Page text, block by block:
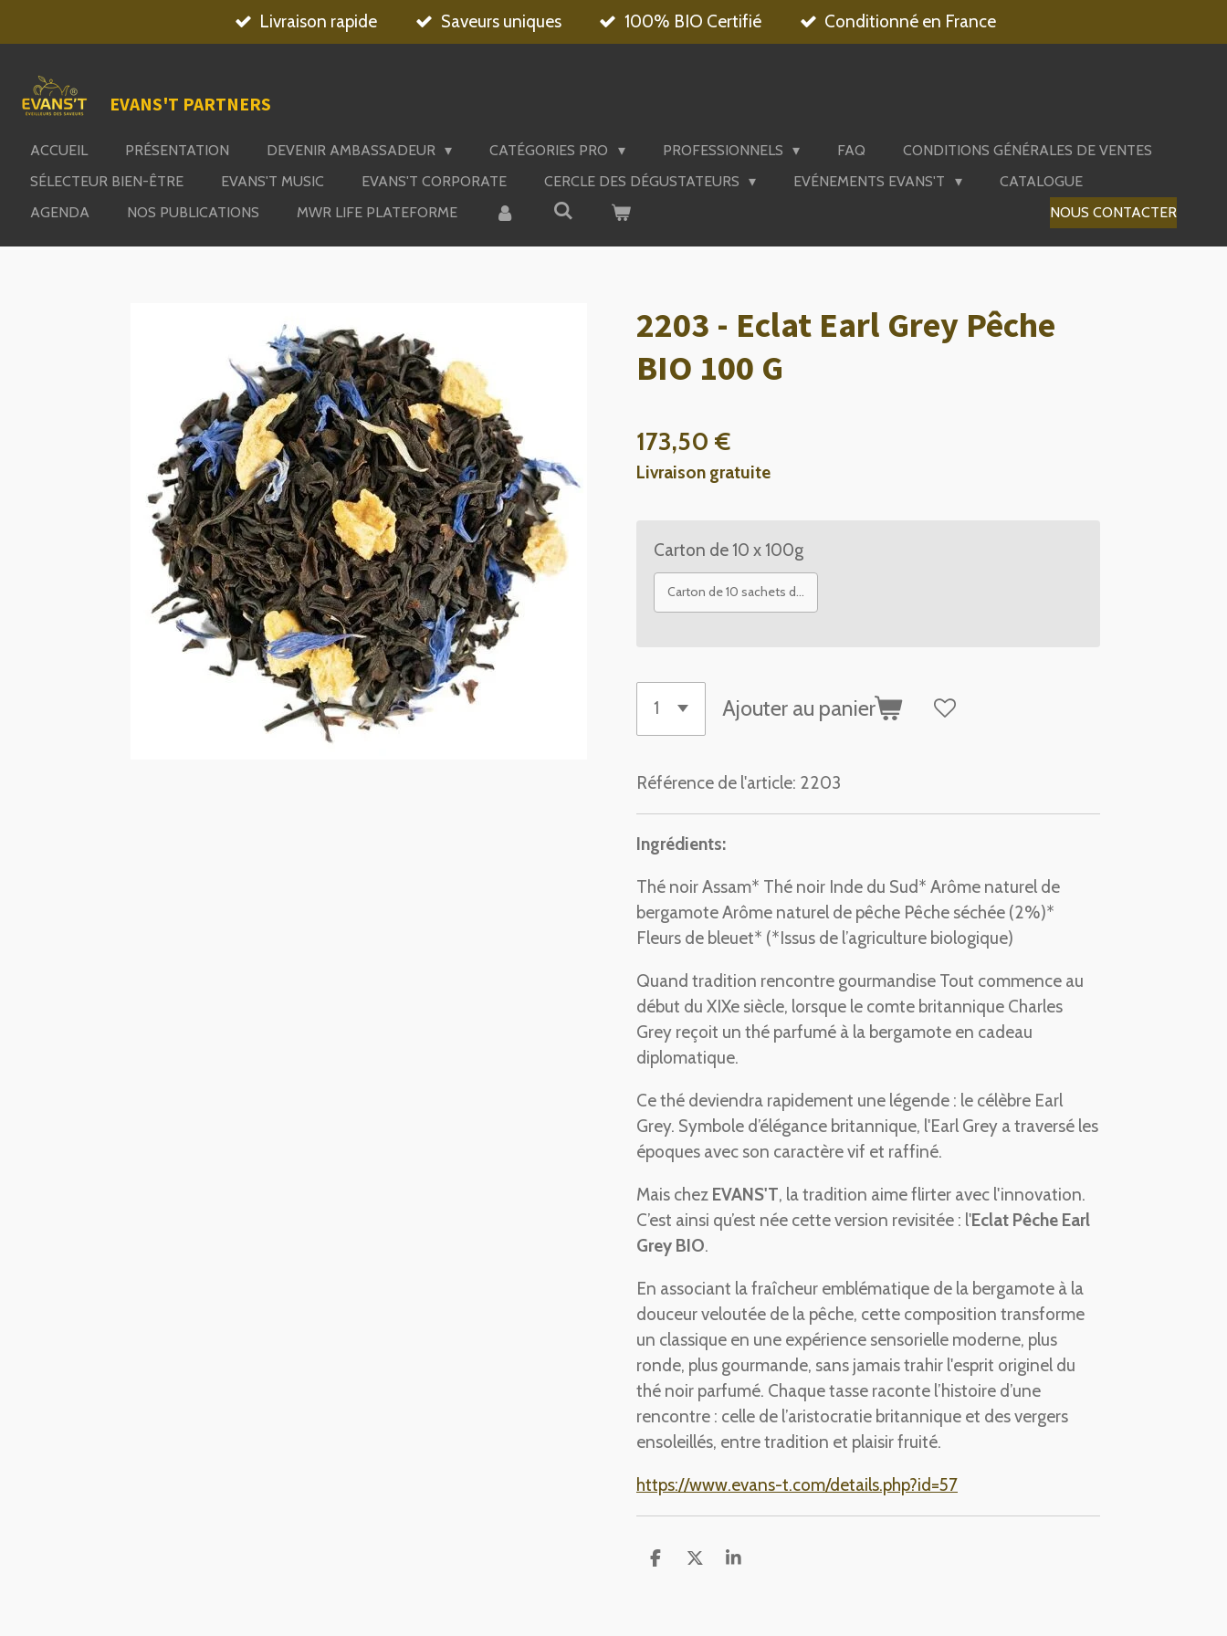
au
contenu
principal
Livraison rapide Saveurs uniques 100% BIO Certifié Conditionné en France
EVANS'T PARTNERS
ACCUEIL PRÉSENTATION DEVENIR AMBASSADEUR CATÉGORIES PRO PROFESSIONNELS FAQ
CONDITIONS GÉNÉRALES DE VENTES
SÉLECTEUR BIEN-ÊTRE
EVANS'T MUSIC EVANS'T CORPORATE CERCLE DES DÉGUSTATEURS EVÉNEMENTS EVANS'T
CATALOGUE
AGENDA
NOS PUBLICATIONS MWR LIFE PLATEFORME NOUS CONTACTER
2203 - Eclat Earl Grey Pêche
BIO 100 G
173,50 €
Livraison gratuite
Carton de 10 x 100g
Carton de 10 sachets de 100 g
Ajouter au panier
Référence de l'article: 2203
Ingrédients:
Thé noir Assam* Thé noir Inde du Sud* Arôme naturel de
bergamote Arôme naturel de pêche Pêche séchée (2%)*
Fleurs de bleuet* (*Issus de l’agriculture biologique)
Quand tradition rencontre gourmandise Tout commence au
début du XIXe siècle, lorsque le comte britannique Charles
Grey reçoit un thé parfumé à la bergamote en cadeau
diplomatique.
Ce thé deviendra rapidement une légende : le célèbre Earl
Grey. Symbole d’élégance britannique, l'Earl Grey a traversé les
époques avec son caractère vif et raffiné.
Mais chez EVANS'T, la tradition aime flirter avec l'innovation.
C’est ainsi qu’est née cette version revisitée : l'Eclat Pêche Earl
Grey BIO.
En associant la fraîcheur emblématique de la bergamote à la
douceur veloutée de la pêche, cette composition transforme
un classique en une expérience sensorielle moderne, plus
ronde, plus gourmande, sans jamais trahir l'esprit originel du
thé noir parfumé. Chaque tasse raconte l’histoire d’une
rencontre : celle de l’aristocratie britannique et des vergers
ensoleillés, entre tradition et plaisir fruité.
https://www.evans-t.com/details.php?id=57
P
P
P